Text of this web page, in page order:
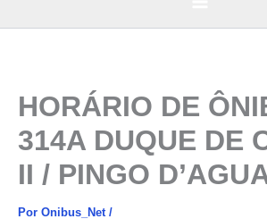
HORÁRIO DE
314A DUQUE DE
II / PINGO
Por Onibus_Net /